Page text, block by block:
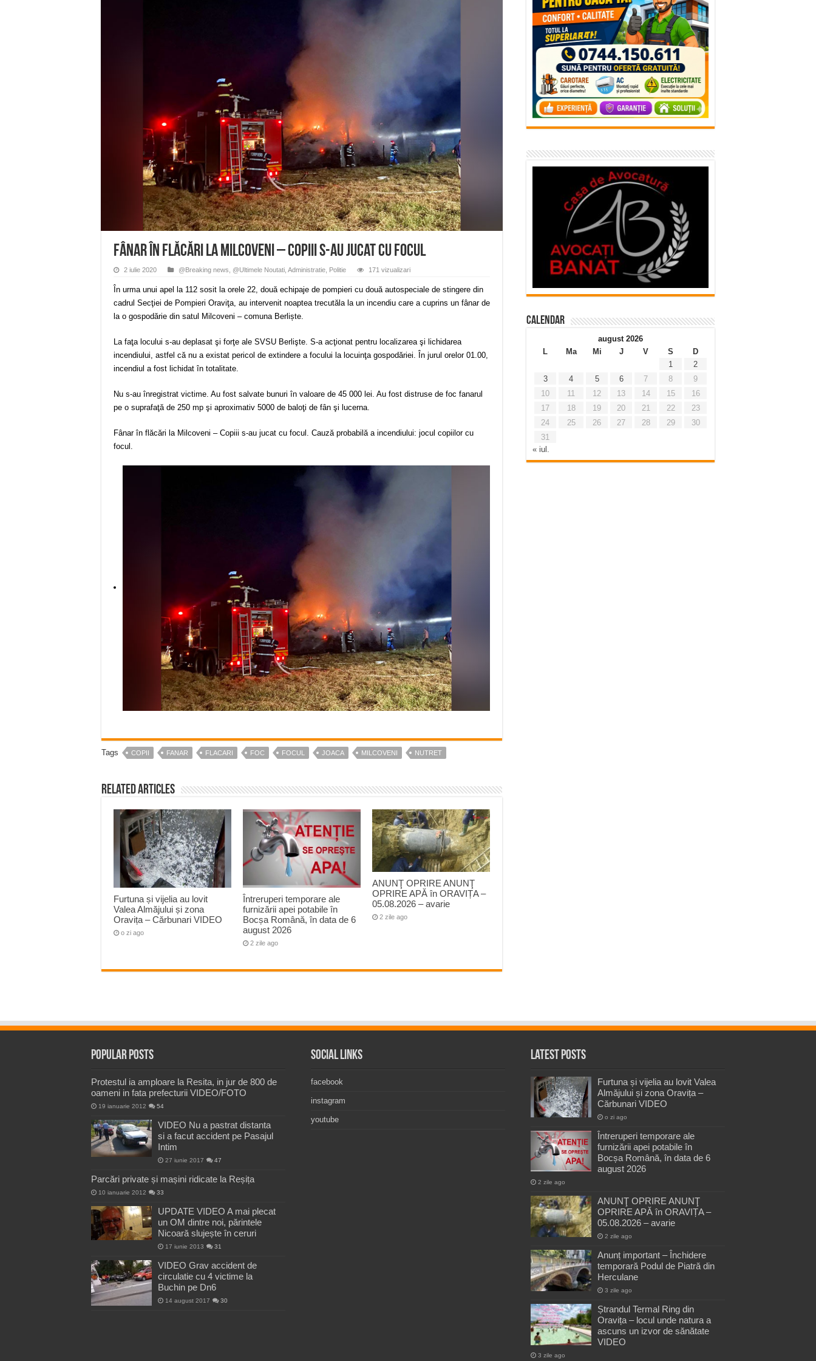
ANUNŢ OPRIRE APĂ în CARANSEBEȘ – 04.08.2026 – avarie – Calea Severinului
ANUNŢ OPRIRE APĂ în CARANSEBEȘ avarie
ANUNȚ OPRIRE APĂ în Reșița, cartier Țerova – avarie – 04.08.2026
Fânar în flăcări la Milcoveni – Copiii s-au jucat cu focul
2 iulie 2020 @Breaking news @Ultimele Noutati Administratie Politie 171 vizualizari
În urma unui apel la 112 sosit la orele 22, două echipaje de pompieri cu două autospeciale de stingere din
cadrul Secţiei de Pompieri Oraviţa, au intervenit noaptea trecutăla la un incendiu care a cuprins un fânar de
la o gospodărie din satul Milcoveni – comuna Berliște.
La faţa locului s-au deplasat şi forţe ale SVSU Berlişte. S-a acţionat pentru localizarea şi lichidarea
incendiului, astfel că nu a existat pericol de extindere a focului la locuinţa gospodăriei. În jurul orelor 01.00,
incendiul a fost lichidat în totalitate.
Nu s-au înregistrat victime. Au fost salvate bunuri în valoare de 45 000 lei. Au fost distruse de foc fanarul
pe o suprafaţă de 250 mp şi aproximativ 5000 de baloţi de fân şi lucerna.
Fânar în flăcări la Milcoveni – Copiii s-au jucat cu focul. Cauză probabilă a incendiului: jocul copiilor cu
focul.
Tags COPII FANAR FLACARI FOC FOCUL JOACA MILCOVENI NUTRET
Related Articles
Furtuna și vijelia au lovit
Valea Almăjului și zona
Oravița – Cărbunari VIDEO
o zi ago
Întreruperi temporare ale
furnizării apei potabile în
Bocșa Română, în data de 6
august 2026
2 zile ago
ANUNŢ OPRIRE ANUNŢ
OPRIRE APĂ în ORAVIȚA –
05.08.2026 – avarie
2 zile ago
Calendar
august 2026
L
Ma Mi J V S
D
1
2
3
4 5 6 7 8
9
10
11 12 13 14 15
16
17
18 19 20 21 22
23
24
25 26 27 28 29
30
31
« iul.
Popular Posts
Protestul ia amploare la Resita, in jur de 800 de
oameni in fata prefecturii VIDEO/FOTO
19 ianuarie 2012 54
VIDEO Nu a pastrat distanta
si a facut accident pe Pasajul
Intim
27 iunie 2017 47
Parcări private și mașini ridicate la Reșița
10 ianuarie 2012 33
UPDATE VIDEO A mai plecat
un OM dintre noi, părintele
Nicoară slujește în ceruri
17 iunie 2013 31
VIDEO Grav accident de
circulatie cu 4 victime la
Buchin pe Dn6
14 august 2017 30
Social Links
facebook
instagram
youtube
Latest Posts
Furtuna și vijelia au lovit Valea
Almăjului și zona Oravița –
Cărbunari VIDEO
o zi ago
Întreruperi temporare ale
furnizării apei potabile în
Bocșa Română, în data de 6
august 2026
2 zile ago
ANUNŢ OPRIRE ANUNŢ
OPRIRE APĂ în ORAVIȚA –
05.08.2026 – avarie
2 zile ago
Anunț important – Închidere
temporară Podul de Piatră din
Herculane
3 zile ago
Ștrandul Termal Ring din
Oravița – locul unde natura a
ascuns un izvor de sănătate
VIDEO
3 zile ago